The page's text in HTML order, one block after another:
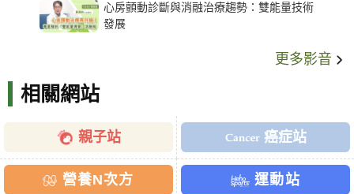
心房顫動診斷與消融治療趨勢：雙能量技術
發展
更多影音
相關網站
親子站 癌症站
營養N次方 運動站